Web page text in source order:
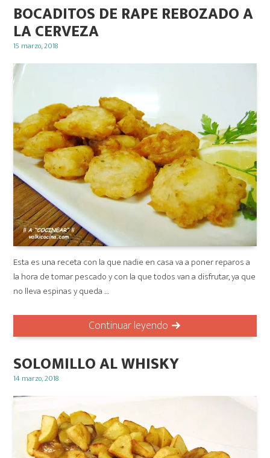
BOCADITOS DE RAPE REBOZADO A
LA CERVEZA
Posted
15 marzo, 2018
Esta es una receta con la que nadie en casa va a poner reparos a
la hora de tomar pescado y con la que todos van a disfrutar, ya que
no lleva espinas y queda …
Continuar leyendo
SOLOMILLO AL WHISKY
Posted
14 marzo, 2018